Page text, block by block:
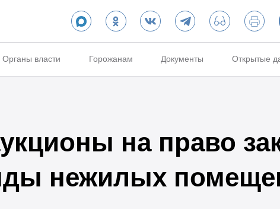
Органы власти Горожанам Документы Открытые
на право
нежилых